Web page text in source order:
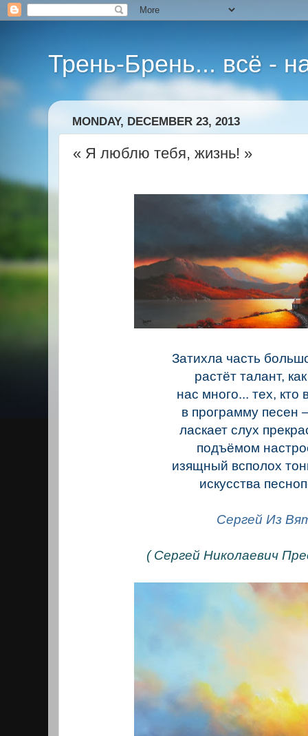
Трень-Брень... всё -
MONDAY, DECEMBER 23, 2013
« Я люблю тебя, жизнь! »
Затихла часть
растёт талант,
нас много... тех,
в программу песен
ласкает слух
подъёмом
изящный всполох
искусства
Сергей Из
( Сергей Николаевич